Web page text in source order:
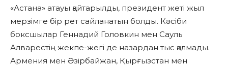
«Астана» атауы қайтарылды, президент жеті жыл
мерзімге бір рет сайланатын болды. Кәсіби
боксшылар Геннадий Головкин мен Сауль
Алварестің жекпе-жегі де назардан тыс қалмады.
Армения мен Әзірбайжан, Қырғызстан мен